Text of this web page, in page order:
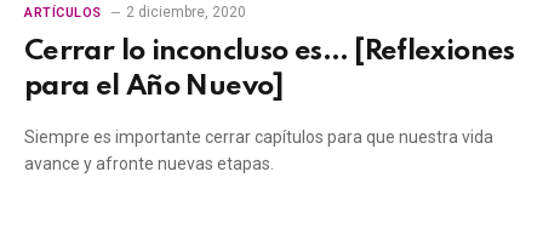
ARTÍCULOS 2 diciembre, 2020
Cerrar lo inconcluso es… [Reflexiones
para el Año Nuevo]
Siempre es importante cerrar capítulos para que nuestra vida
avance y afronte nuevas etapas.